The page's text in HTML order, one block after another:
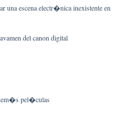
una escena electr�nica inexistente en
del canon digital
pel�culas